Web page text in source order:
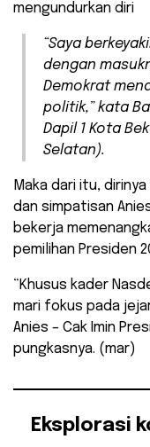
mengundurkan diri
“Saya
dengan
Demokrat
politik,” kata
Dapil 1 Kota
Selatan).
Maka dari itu,
dan simpatisan
bekerja
pemilihan Presiden
“Khusus kader
mari fokus pada
Anies – Cak Imin
pungkasnya. (mar)
Eksplorasi